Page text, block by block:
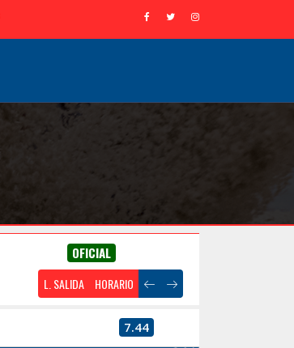
OFICIAL
L. SALIDA HORARIO
7.44